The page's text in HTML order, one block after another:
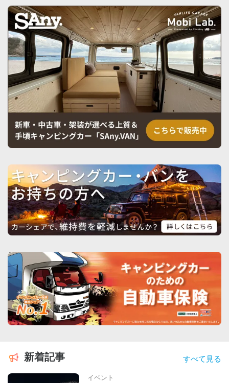
新着記事 すべて見る
イベント